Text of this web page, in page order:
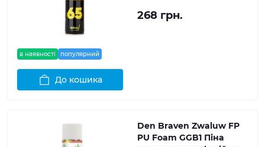
в наявності популярний
268 грн.
До кошика
Den Braven Zwaluw FP
PU Foam GGB1 Піна